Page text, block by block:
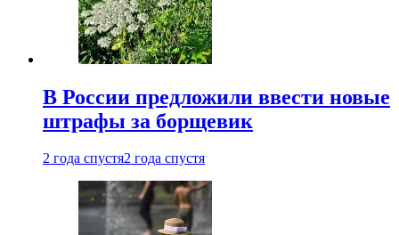
В России предложили ввести новые
штрафы за борщевик
2 года спустя2 года спустя